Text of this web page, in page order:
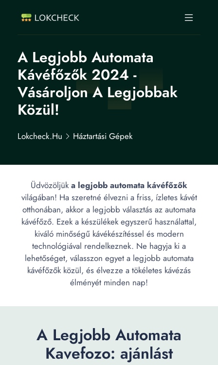
A Legjobb Automata
Kávéfőzők 2024 -
Vásároljon A Legjobbak
Közül!
Lokcheck.hu Háztartási Gépek
Üdvözöljüka legjobb automata kávéfőzők
világában! Ha szeretné élvezni a friss, ízletes kávét
otthonában, akkor a legjobb választás az automata
kávéfőző. Ezek a készülékek egyszerű használattal,
kiváló minőségű kávékészítéssel és modern
technológiával rendelkeznek. Ne hagyja ki a
lehetőséget, válasszon egyet a legjobb automata
kávéfőzők közül, és élvezze a tökéletes kávézás
élményét minden nap!
A Legjobb Automata
Kavefozo: ajánlást